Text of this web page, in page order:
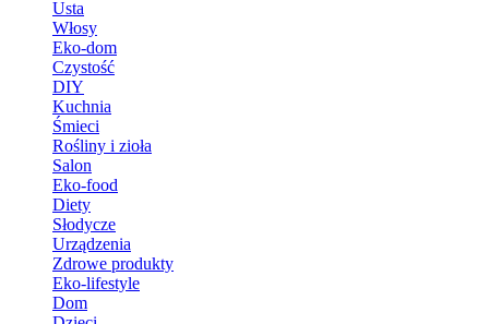
Usta
Włosy
Eko-dom
Czystość
DIY
Kuchnia
Śmieci
Rośliny i zioła
Salon
Eko-food
Diety
Słodycze
Urządzenia
Zdrowe produkty
Eko-lifestyle
Dom